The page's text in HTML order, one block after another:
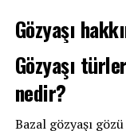
Gözyaşı
Gözyaşı
nedir?
Bazal gözyaşı